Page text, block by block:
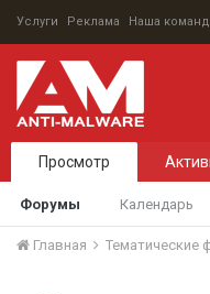
Услуги Реклама Наша
Просмотр
Форумы Календарь
Главная Тематические